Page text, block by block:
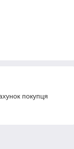
покупця